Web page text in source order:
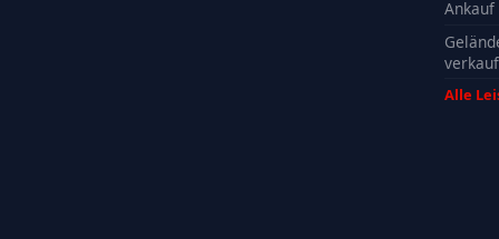
Ankauf
Alle